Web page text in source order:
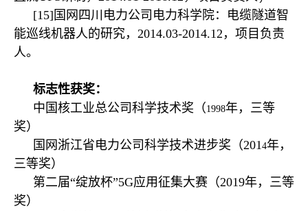
[15]国网四川电力公司电力科学院：电缆隧道智
能巡线机器人的研究，2014.03-2014.12，项目负责
人。
标志性获奖：
中国核工业总公司科学技术奖（1998年，三等
奖）
国网浙江省电力公司科学技术进步奖 （201 4年，
三等奖）
第二届“绽放杯”5G应用征集大赛（2019年，三等
奖）